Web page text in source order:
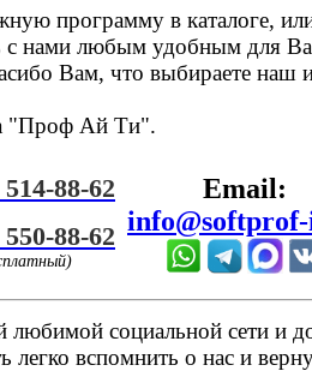
программу в каталоге,
с нами любым удобным для
Вам, что выбираете наш
"Проф Ай Ти".
88-62
88-62
Email:
социальной сети и
легко вспомнить о нас и